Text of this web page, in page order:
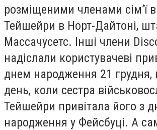
розміщеними членами сім’ї
Тейшейри в Норт-Дайтоні,
Массачусетс. Інші члени
надіслали користувачеві
днем народження 21 грудня,
день, коли сестра
Тейшейри привітала його з
народження у Фейсбуці. А